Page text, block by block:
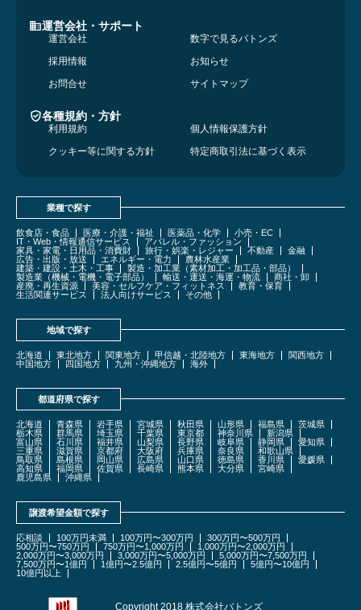
運営会社・サポート
運営会社
数字で見るバトンズ
採用情報
お知らせ
お問合せ
サイトマップ
各種規約・方針
利用規約
個人情報保護方針
クッキー等に関する方針
特定商取引法に基づく表示
業種で探す
飲食店・食品 医療・介護・福祉 医薬品・化学
小売・EC
IT・Web・情報通信サービス
アパレル・ファッション
家具・家電・日用品・消費財
旅行・娯楽・レジャー 不動産
金融
広告・出版・放送
エネルギー・電力
農林水産業
建築・建設・土木・工事
製造・加工業（素材加工・加工品・部品）
製造業（機械・電機・電子部品）
輸送・運送・海運・物流
商社・卸
産廃・再生資源
美容・セルフケア・フィットネス
教育・保育
生活関連サービス
法人向けサービス その他
地域で探す
北海道 東北地方 関東地方 甲信越・北陸地方 東海地方
関西地方
中国地方
四国地方 九州・沖縄地方 海外
都道府県で探す
北海道 青森県 岩手県 宮城県 秋田県 山形県 福島県
茨城県
栃木県
群馬県 埼玉県 千葉県 東京都 神奈川県
新潟県
富山県
石川県 福井県 山梨県 長野県 岐阜県 静岡県
愛知県
三重県
滋賀県 京都府 大阪府 兵庫県 奈良県
和歌山県
鳥取県
島根県 岡山県 広島県 山口県 徳島県 香川県
愛媛県
高知県
福岡県 佐賀県 長崎県 熊本県 大分県
宮崎県
鹿児島県
沖縄県
譲渡希望金額で探す
応相談 100万円未満 100万円〜300万円
300万円〜500万円
500万円〜750万円
750万円〜1,000万円
1,000万円〜2,000万円
2,000万円〜3,000万円
3,000万円〜5,000万円
5,000万円〜7,500万円
7,500万円〜1億円
1億円〜2.5億円 2.5億円〜5億円
5億円〜10億円
10億円以上
Copyright 2018 株式会社バトンズ